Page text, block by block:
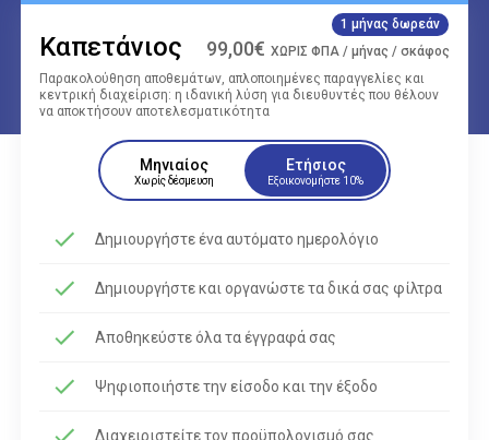
Καπετάνιος 99,00€ ΧΩΡΙΣ ΦΠΑ / μήνας / σκάφος
Παρακολούθηση αποθεμάτων, απλοποιημένες παραγγελίες και
κεντρική διαχείριση: η ιδανική λύση για διευθυντές που θέλουν
να αποκτήσουν αποτελεσματικότητα
Μηνιαίος
Χωρίς δέσμευση
Ετήσιος
Εξοικονομήστε 10%
Δημιουργήστε ένα αυτόματο ημερολόγιο
Δημιουργήστε και οργανώστε τα δικά σας φίλτρα
Αποθηκεύστε όλα τα έγγραφά σας
Ψηφιοποιήστε την είσοδο και την έξοδο
Διαχειριστείτε τον προϋπολογισμό σας
1 μήνας δωρεάν